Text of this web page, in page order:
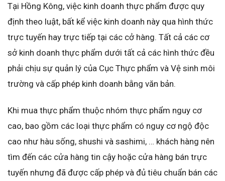
Tại Hồng Kông, việc kinh doanh thực phẩm được quy
định theo luật, bất kể việc kinh doanh này qua hình thức
trực tuyến hay trực tiếp tại các cở hàng. Tất cả các cơ
sở kinh doanh thực phẩm dưới tất cả các hình thức đều
phải chịu sự quản lý của Cục Thực phẩm và Vệ sinh môi
trường và cấp phép kinh doanh bằng văn bản.
Khi mua thực phẩm thuộc nhóm thực phẩm nguy cơ
cao, bao gồm các loại thực phẩm có nguy cơ ngộ độc
cao như hàu sống, shushi và sashimi, … khách hàng nên
tìm đến các cửa hàng tin cậy hoặc cửa hàng bán trực
tuyến nhưng đã được cấp phép và đủ tiêu chuẩn bán các